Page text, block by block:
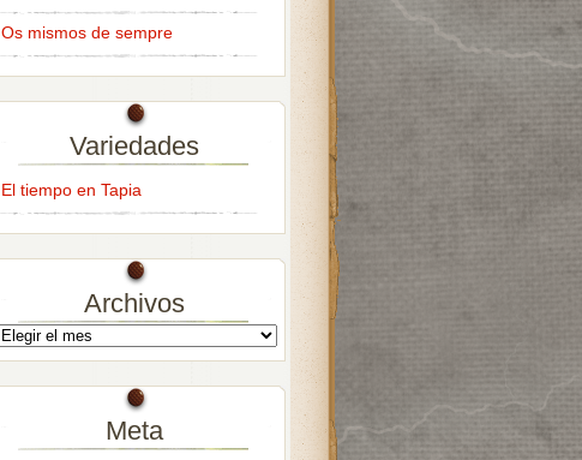
Os mismos de sempre
Variedades
El tiempo en Tapia
Archivos
Meta